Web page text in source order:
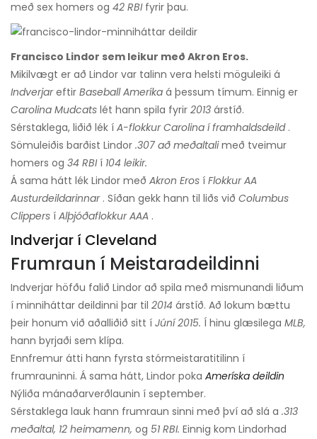
með sex homers og 42 RBIfyrir þau.
Francisco Lindor sem leikur með Akron Eros.
Mikilvægt er að Lindor var talinn vera helsti möguleiki á
Indverjareftir Baseball Ameríka á þessum tímum. Einnig er
Carolina Mudcats lét hann spila fyrir 2013 árstíð.
Sérstaklega, liðið lék í A-flokkur Carolina í framhaldsdeild.
Sömuleiðis barðist Lindor .307 að meðaltalimeð tveimur
homers og 34 RBIí 104 leikir.
Á sama hátt lék Lindor með Akron Eros í Flokkur AA
Austurdeildarinnar. Síðan gekk hann til liðs við Columbus
Clippers í Alþjóðaflokkur AAA .
Indverjar í Cleveland
Frumraun í Meistaradeildinni
Indverjar höfðu falið Lindor að spila með mismunandi liðum
í minniháttar deildinni þar til 2014 árstíð. Að lokum bættu
þeir honum við aðalliðið sitt í Júní 2015. Í hinu glæsilega MLB,
hann byrjaði sem klípa.
Ennfremur átti hann fyrsta stórmeistaratitilinn í
frumrauninni. Á sama hátt, Lindor poka Ameríska deildin
Nýliða mánaðarverðlaunin í september.
Sérstaklega lauk hann frumraun sinni með því að slá a .313
meðaltal, 12 heimamenn, og 51 RBI. Einnig kom Lindorhad